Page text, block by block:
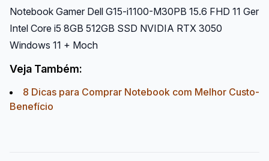
Notebook Gamer Dell G15-i1100-M30PB 15.6 FHD 11 Ger
Intel Core i5 8GB 512GB SSD NVIDIA RTX 3050
Windows 11 + Moch
Veja Também:
8 Dicas para Comprar Notebook com Melhor Custo-
Benefício